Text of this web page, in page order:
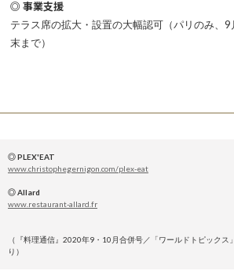
◎ 事業支援
テラス席の拡大・設置の大幅認可（パリのみ、9
末まで）
◎ PLEX'EAT
www.christophegernigon.com/plex-eat
◎ Allard
www.restaurant-allard.fr
（『料理通信』2020年9・10月合併号／「ワールドトピックス
り）